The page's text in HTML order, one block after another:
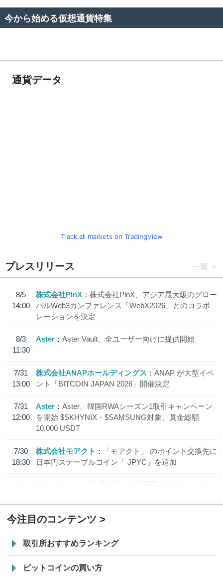
今から始める仮想通貨特集
通貨データ
Track all markets on TradingView
プレスリリース 一覧
8/5
14:00
株式会社PlnX
株式会社PlnX、アジア最大級のグロー
バルWeb3カンファレンス「WebX2026」とのコラボ
レーションを決定
8/3
11:30
Aster Aster Vault、全ユーザー向けに提供開始
7/31
13:00
株式会社ANAPホールディングス
ANAP が大型イベ
ント「BITCOIN JAPAN 2026」開催決定
7/31
12:00
Aster
Aster、韓国RWAシーズン1取引キャンペーン
を開始 $SKHYNIX・$SAMSUNG対象、賞金総額
10,000 USDT
7/30
18:30
株式会社モアクト
「モアクト」 のポイント交換先に
日本円ステーブルコイン「 JPYC」を追加
7/29
SBI VCトレード株式会社
信託型円建てステーブル
今注目のコンテンツ
取引所おすすめランキング
ビットコインの買い方